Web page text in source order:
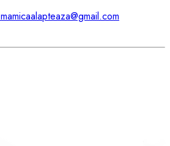
mamicaalapteaza@gmail.com